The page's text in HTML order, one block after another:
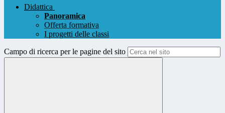
Didattica
Panoramica
Offerta formativa
I progetti delle classi
Campo di ricerca per le pagine del sito